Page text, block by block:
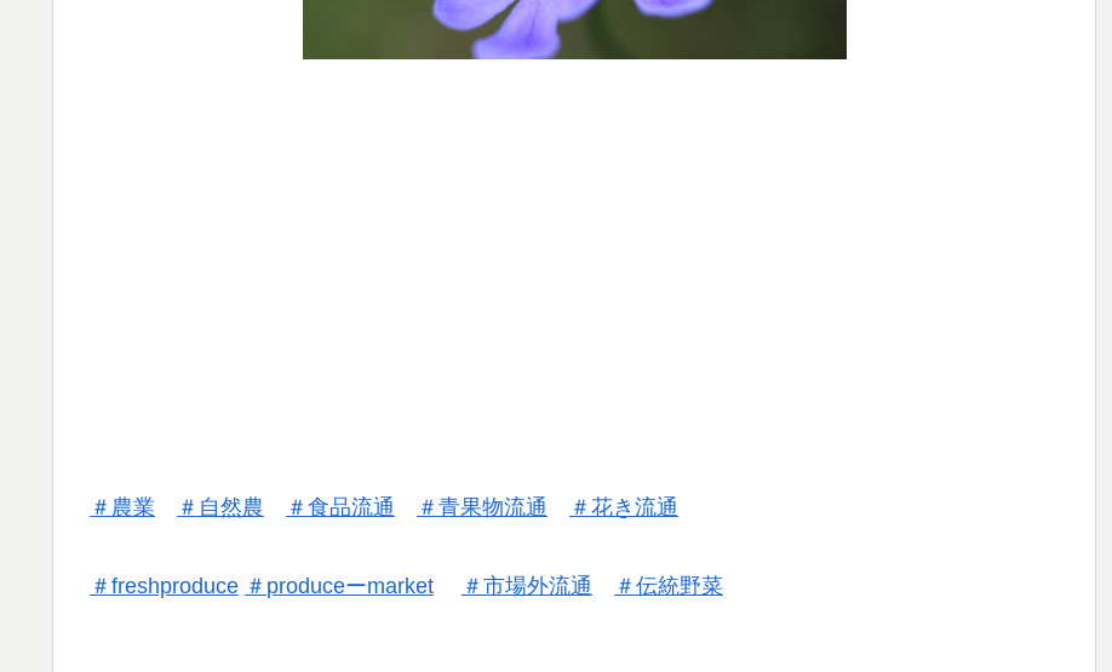
＃ 農業 ＃ 自然農 ＃ 食品流通 ＃ 青果物流通 ＃ 花き流通
＃ freshproduce ＃ produceーmarket ＃ 市場外流通 ＃ 伝統野菜